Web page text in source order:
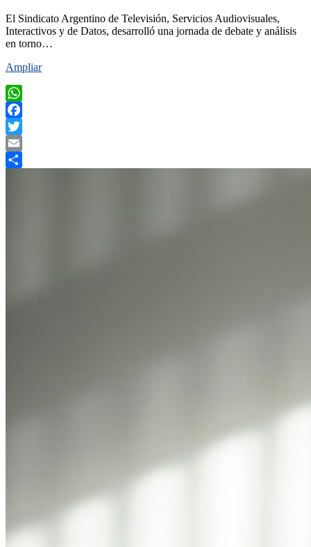
El Sindicato Argentino de Televisión, Servicios Audiovisuales,
Interactivos y de Datos, desarrolló una jornada de debate y análisis
en torno…
Ampliar
WhatsApp
Facebook
Twitter
Email